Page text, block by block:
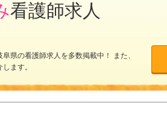
看護師求人
県の看護師求人を多数掲載中！ また、
ます。